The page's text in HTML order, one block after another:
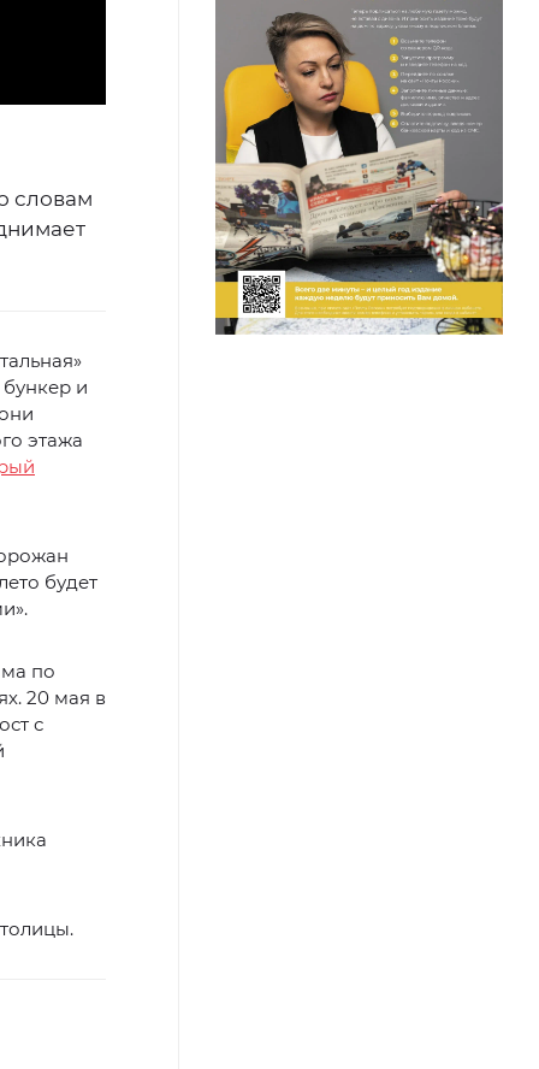
словам
и
этажа
будет
по
20 мая в
с